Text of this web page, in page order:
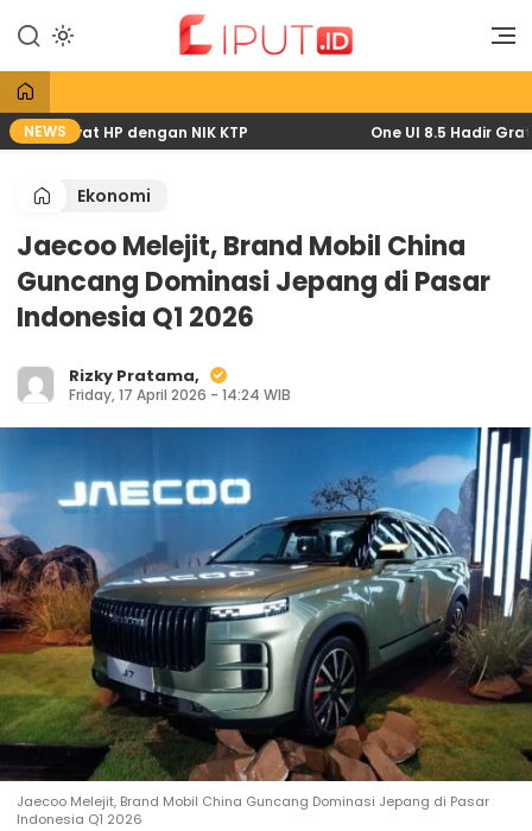
konten
Liput
Liputan Digital
NEWS
lewat HP dengan NIK KTP One UI 8.5 Hadir Gratis:
Ekonomi
Jaecoo Melejit, Brand Mobil China
Guncang Dominasi Jepang di Pasar
Indonesia Q1 2026
Rizky Pratama,
Friday, 17 April 2026 - 14:24 WIB
Jaecoo Melejit, Brand Mobil China Guncang Dominasi Jepang di Pasar
Indonesia Q1 2026